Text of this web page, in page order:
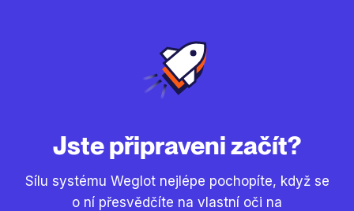
Jste připraveni začít?
Sílu systému Weglot nejlépe pochopíte, když se
o ní přesvědčíte na vlastní oči na